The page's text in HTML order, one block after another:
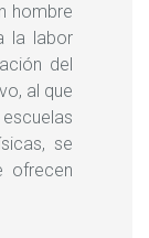
hombre
la labor
del
al que
se
ofrecen